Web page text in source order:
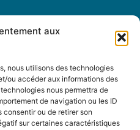
aux
nous utilisons des technologies
ou accéder aux informations des
nous permettra de
de navigation ou les ID
consentir ou de retirer son
sur certaines caractéristiques